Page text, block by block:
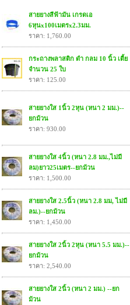
สายยางสีฟ้ามัน เกรดเอ
6หุนx100เมตรx2.3มม.
ราคา: 1,760.00
กระถางพลาสติก ดำ กลม 10 นิ้ว เตี้ย
จำนวน 25 ใบ
ราคา: 125.00
สายยางใส 1นิ้ว 2หุน (หนา 2 มม.)--
ยกม้วน
ราคา: 930.00
สายยางใส 4นิ้ว (หนา 2.8 มม.,ไม่มี
ลม)ยาว25เมตร--ยกม้วน
ราคา: 1,500.00
สายยางใส 2.5นิ้ว (หนา 2.8 มม, ไม่มี
ลม.)--ยกม้วน
ราคา: 1,450.00
สายยางใส 2นิ้ว 2หุน (หนา 5.5 มม.)--
ยกม้วน
ราคา: 2,540.00
สายยางใส 2นิ้ว (หนา 2 มม.) --ยก
ม้วน